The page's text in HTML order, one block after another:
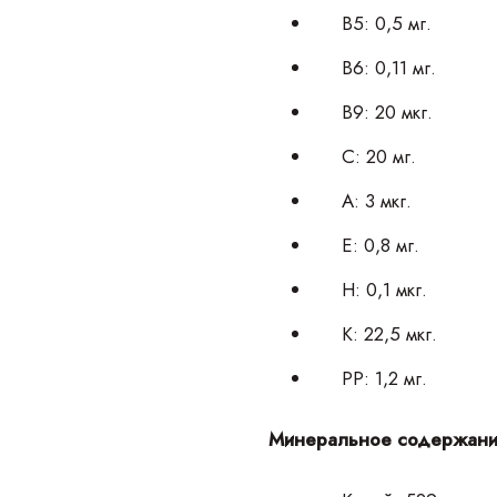
В5: 0,5 мг.
В6: 0,11 мг.
В9: 20 мкг.
С: 20 мг.
А: 3 мкг.
Е: 0,8 мг.
Н: 0,1 мкг.
К: 22,5 мкг.
РР: 1,2 мг.
Минеральное